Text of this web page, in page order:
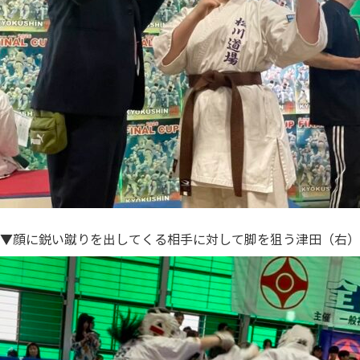
▼顔に鋭い蹴りを出してくる相手に対して脚を狙う津田（右